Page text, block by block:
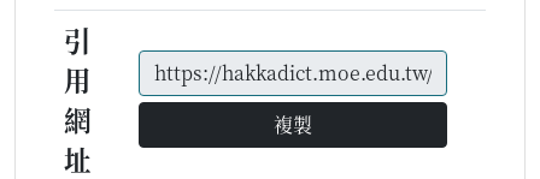
引
用
網
址
複製